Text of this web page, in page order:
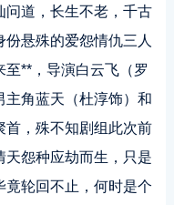
问道，长生不老，千古
悬殊的爱怨情仇三人
**，导演白云飞（罗
主角蓝天（杜淳饰）和
首，殊不知剧组此次前
天怨种应劫而生，只是
竟轮回不止，何时是个